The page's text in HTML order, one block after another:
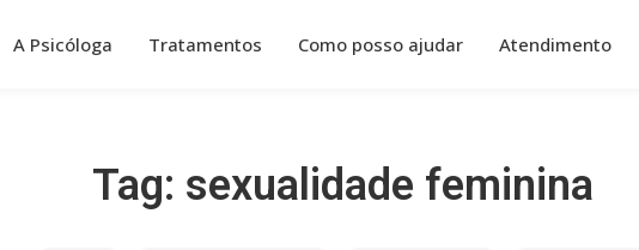
A Psicóloga Tratamentos Como posso ajudar Atendimento
Tag: sexualidade feminina